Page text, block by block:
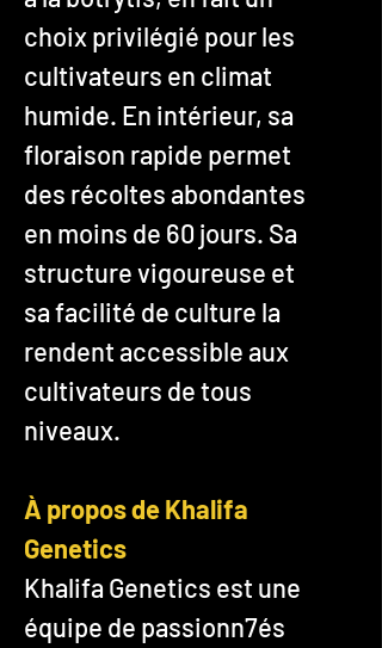
choix privilégié pour les
cultivateurs en climat
humide. En intérieur, sa
floraison rapide permet
des récoltes abondantes
en moins de 60 jours. Sa
structure vigoureuse et
sa facilité de culture la
rendent accessible aux
cultivateurs de tous
niveaux.
À propos de Khalifa
Genetics
Khalifa Genetics est une
équipe de passionn7és